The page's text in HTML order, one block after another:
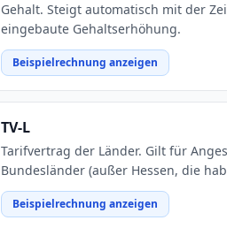
Gehalt. Steigt automatisch mit der
eingebaute Gehaltserhöhung.
Beispielrechnung anzeigen
TV-L
Tarifvertrag der Länder. Gilt für
Bundesländer (außer Hessen, die
Beispielrechnung anzeigen